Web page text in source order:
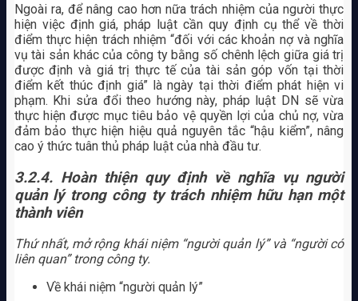
Ngoài ra, để nâng cao hơn nữa trách nhiệm của người thực
hiện việc định giá, pháp luật cần quy định cụ thể về thời
điểm thực hiện trách nhiệm “đối với các khoản nợ và nghĩa
vụ tài sản khác của công ty bằng số chênh lệch giữa giá trị
được định và giá trị thực tế của tài sản góp vốn tại thời
điểm kết thúc định giá” là ngày tại thời điểm phát hiện vi
phạm. Khi sửa đổi theo hướng này, pháp luật DN sẽ vừa
thực hiện được mục tiêu bảo vệ quyền lợi của chủ nợ, vừa
đảm bảo thực hiện hiệu quả nguyên tắc “hậu kiểm”, nâng
cao ý thức tuân thủ pháp luật của nhà đầu tư.
3.2.4. Hoàn thiện quy định về nghĩa vụ người
quản lý trong công ty trách nhiệm hữu hạn một
thành viên
Thứ nhất, mở rộng khái niệm “người quản lý” và “người có
liên quan” trong công ty.
Về khái niệm “người quản lý”